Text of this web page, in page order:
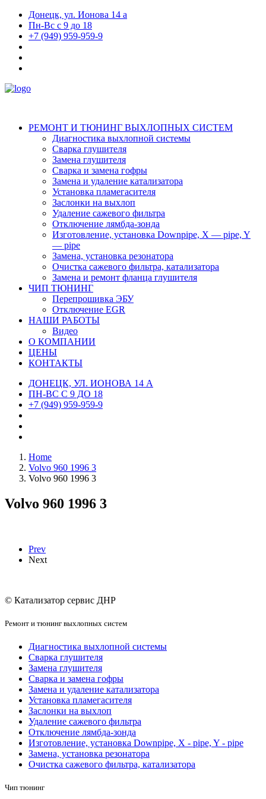
Донецк, ул. Ионова 14 а
Пн-Вс с 9 до 18
+7 (949) 959-959-9
РЕМОНТ И ТЮНИНГ ВЫХЛОПНЫХ СИСТЕМ
Диагностика выхлопной системы
Сварка глушителя
Замена глушителя
Сварка и замена гофры
Замена и удаление катализатора
Установка пламегасителя
Заслонки на выхлоп
Удаление сажевого фильтра
Отключение лямбда-зонда
Изготовление, установка Downpipe, X — pipe, Y
— pipe
Замена, установка резонатора
Очистка сажевого фильтра, катализатора
Замена и ремонт фланца глушителя
ЧИП ТЮНИНГ
Перепрошивка ЭБУ
Отключение EGR
НАШИ РАБОТЫ
Видео
О КОМПАНИИ
ЦЕНЫ
КОНТАКТЫ
ДОНЕЦК, УЛ. ИОНОВА 14 А
ПН-ВС С 9 ДО 18
+7 (949) 959-959-9
Home
Volvo 960 1996 3
Volvo 960 1996 3
Volvo 960 1996 3
Prev
Next
© Катализатор сервис ДНР
Ремонт и тюнинг выхлопных систем
Диагностика выхлопной системы
Сварка глушителя
Замена глушителя
Сварка и замена гофры
Замена и удаление катализатора
Установка пламегасителя
Заслонки на выхлоп
Удаление сажевого фильтра
Отключение лямбда-зонда
Изготовление, установка Downpipe, X - pipe, Y - pipe
Замена, установка резонатора
Очистка сажевого фильтра, катализатора
Чип тюнинг